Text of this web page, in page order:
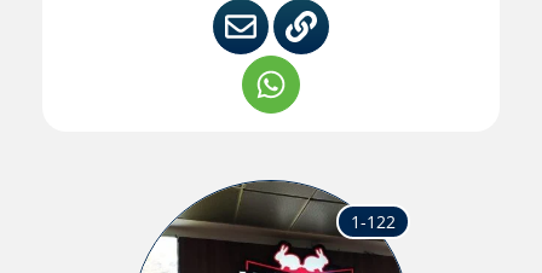
1-122